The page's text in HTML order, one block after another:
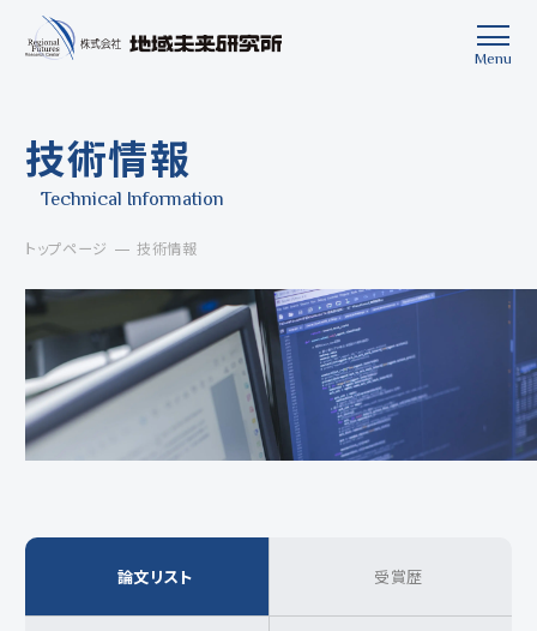
Menu
技術情報
Technical Information
トップページ 技術情報
論文リスト 受賞歴